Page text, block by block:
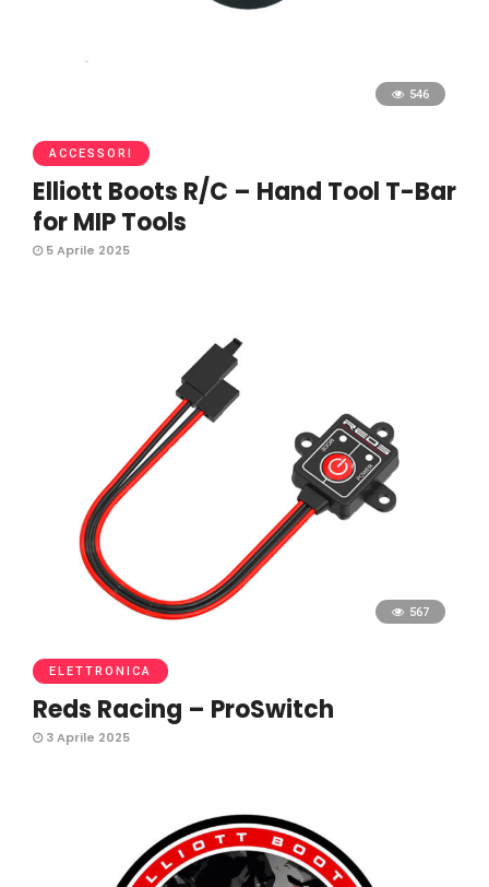
546
ACCESSORI
Elliott Boots R/C – Hand Tool T-Bar
for MIP Tools
5 Aprile 2025
567
ELETTRONICA
Reds Racing – ProSwitch
3 Aprile 2025